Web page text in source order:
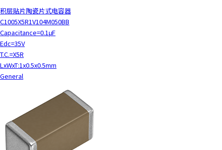
积层贴片陶瓷片式电容器
C1005X5R1V104M050BB
Capacitance=0.1μF
Edc=35V
T.C.=X5R
LxWxT:1x0.5x0.5mm
General